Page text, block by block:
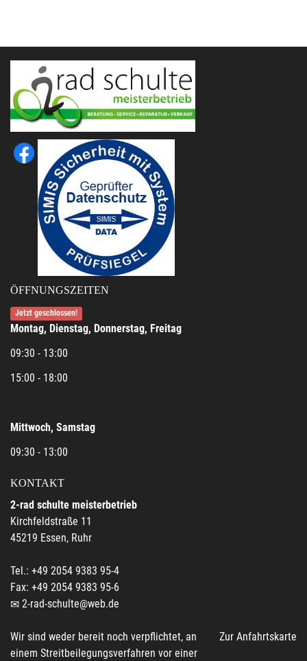
ÖFFNUNGSZEITEN
Jetzt geschlossen!
Montag, Dienstag, Donnerstag, Freitag
09:30 - 13:00
15:00 - 18:00
Mittwoch, Samstag
09:30 - 13:00
KONTAKT
2-rad schulte meisterbetrieb
Kirchfeldstraße 11
45219 Essen, Ruhr
Tel.: +49 2054 9383 95-4
Fax: +49 2054 9383 95-6
2-rad-schulte@web.de
Zur Anfahrtskarte
Wir sind weder bereit noch verpflichtet, an
einem Streitbeilegungsverfahren vor einer